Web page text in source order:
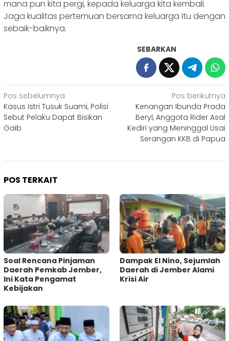
mana pun kita pergi, kepada keluarga kita kembali.
Jaga kualitas pertemuan bersama keluarga itu dengan
sebaik-baiknya.
SEBARKAN
Navigasi
pos
Pos sebelumnya
Kasus Istri Tusuk Suami, Polisi
Sebut Pelaku Dapat Bisikan
Gaib
Pos berikutnya
Kenangan Ibunda Prada
Beryl, Anggota Rider Asal
Kediri yang Meninggal Usai
Serangan KKB di Papua
POS TERKAIT
‎Soal Rencana Pinjaman
Daerah Pemkab Jember,
Ini Kata Pengamat
Kebijakan ‎
Dampak El Nino, Sejumlah
Daerah di Jember Alami
Krisi Air